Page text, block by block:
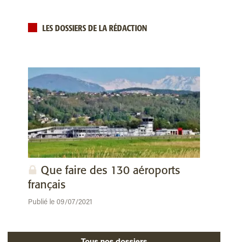
LES DOSSIERS DE LA RÉDACTION
Que faire des 130 aéroports
français
Publié le 09/07/2021